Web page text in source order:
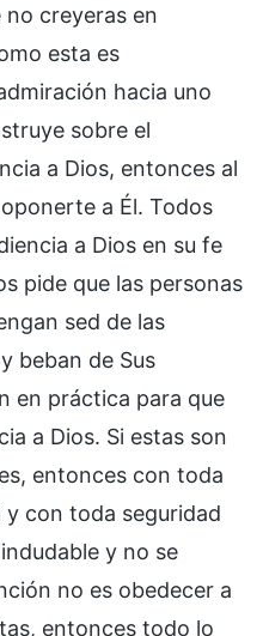
creyeras en
esta es
hacia uno
sobre el
a Dios, entonces al
a Él. Todos
a Dios en su fe
pide que las personas
sed de las
beban de Sus
en práctica para que
a Dios. Si estas son
entonces con toda
y con toda seguridad
y no se
no es obedecer a
entonces todo lo